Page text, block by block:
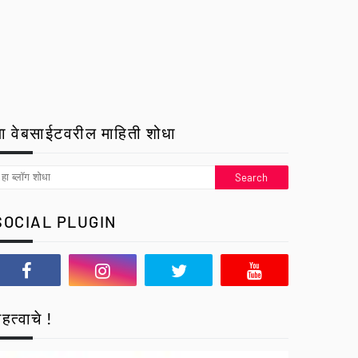
वेबसाईटवरील माहिती शोधा
PLUGIN
!